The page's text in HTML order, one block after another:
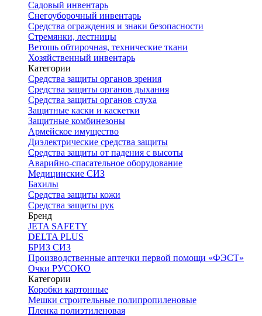
Садовый инвентарь
Снегоуборочный инвентарь
Средства ограждения и знаки безопасности
Стремянки, лестницы
Ветошь обтирочная, технические ткани
Хозяйственный инвентарь
Категории
Средства защиты органов зрения
Средства защиты органов дыхания
Средства защиты органов слуха
Защитные каски и каскетки
Защитные комбинезоны
Армейское имущество
Диэлектрические средства защиты
Средства защиты от падения с высоты
Аварийно-спасательное оборудование
Медицинские СИЗ
Бахилы
Средства защиты кожи
Средства защиты рук
Бренд
JETA SAFETY
DELTA PLUS
БРИЗ СИЗ
Производственные аптечки первой помощи «ФЭСТ»
Очки РУСОКО
Категории
Коробки картонные
Мешки строительные полипропиленовые
Пленка полиэтиленовая